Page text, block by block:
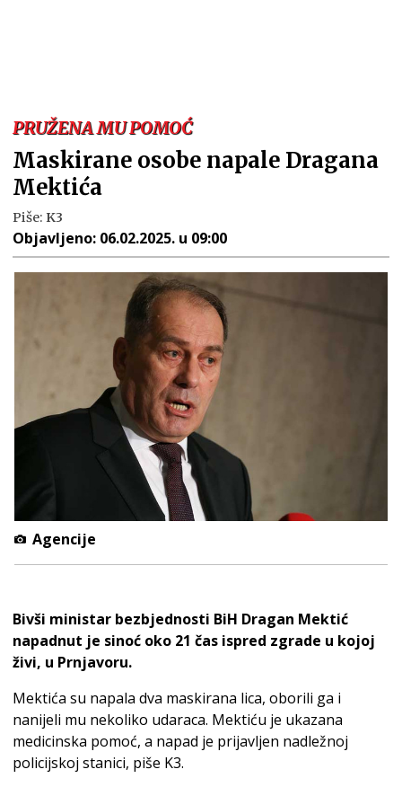
PRUŽENA MU POMOĆ
Maskirane osobe napale Dragana
Mektića
Piše: K3
Objavljeno: 06.02.2025. u 09:00
Agencije
Bivši ministar bezbjednosti BiH Dragan Mektić
napadnut je sinoć oko 21 čas ispred zgrade u kojoj
živi, u Prnjavoru.
Mektića su napala dva maskirana lica, oborili ga i
nanijeli mu nekoliko udaraca. Mektiću je ukazana
medicinska pomoć, a napad je prijavljen nadležnoj
policijskoj stanici, piše K3.